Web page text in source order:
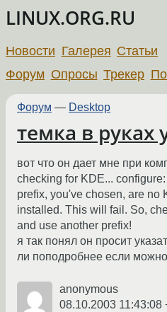
LINUX.ORG.RU
Новости Галерея Статьи
Форум Опросы Трекер
Форум — Desktop
темка в руках
вот что он дает мне при
checking for KDE...
prefix, you've chosen, are no
installed. This will fail. So,
and use another prefix!
я так понял он просит
ли поподробнее если можно
anonymous
08.10.2003 11:43:08